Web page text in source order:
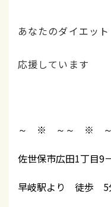
あなたのダイエット
応援しています
～ ※ ～ ～ ※ ～
佐世保市広田1丁目9
早岐駅より 徒歩 5